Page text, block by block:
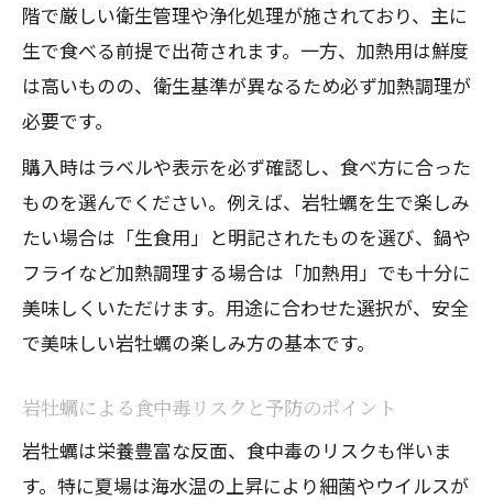
階で厳しい衛生管理や浄化処理が施されており、主に
生で食べる前提で出荷されます。一方、加熱用は鮮度
は高いものの、衛生基準が異なるため必ず加熱調理が
必要です。
購入時はラベルや表示を必ず確認し、食べ方に合った
ものを選んでください。例えば、岩牡蠣を生で楽しみ
たい場合は「生食用」と明記されたものを選び、鍋や
フライなど加熱調理する場合は「加熱用」でも十分に
美味しくいただけます。用途に合わせた選択が、安全
で美味しい岩牡蠣の楽しみ方の基本です。
岩牡蠣による食中毒リスクと予防のポイント
岩牡蠣は栄養豊富な反面、食中毒のリスクも伴いま
す。特に夏場は海水温の上昇により細菌やウイルスが